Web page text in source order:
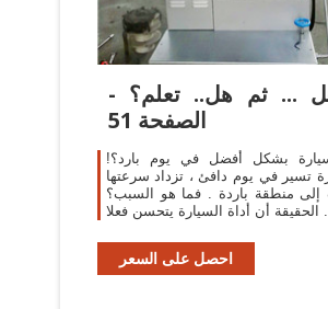
... ثم هل.. تعلم؟ -
الصفحة 51
بشكل أفضل في يوم بارد؟!
تسير في يوم دافئ ، تزداد سرعتها
إلى منطقة باردة . فما هو السبب؟
الحقيقة أن أداة السيارة يتحسن فعلا .
احصل على السعر